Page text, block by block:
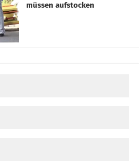
müssen aufstocken